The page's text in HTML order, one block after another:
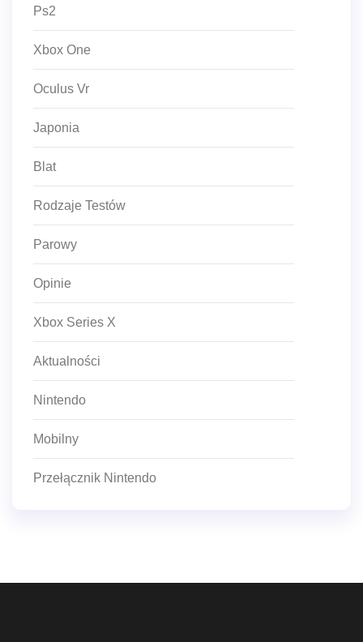
Ps2
Xbox One
Oculus Vr
Japonia
Blat
Rodzaje Testów
Parowy
Opinie
Xbox Series X
Aktualności
Nintendo
Mobilny
Przełącznik Nintendo